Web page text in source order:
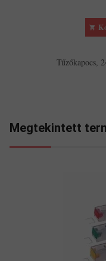
Tűzőkapocs,
Megtekintett